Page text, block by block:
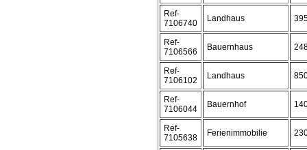
Ref-
7106740
Landhaus
Ref-
7106566
Bauernhaus
Ref-
7106102
Landhaus
Ref-
7106044
Bauernhof
Ref-
7105638
Ferienimmobilie